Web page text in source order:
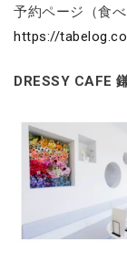
予約ページ（食べ
https://
DRESSY CAFE